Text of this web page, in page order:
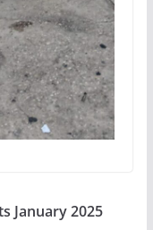
January 2025